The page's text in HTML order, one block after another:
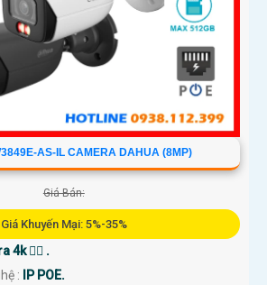
AS-IL CAMERA DAHUA (8MP)
Giá Bán:
Giá Khuyến Mại: 5%-35%
4k 👍🏾 .
: IP POE.